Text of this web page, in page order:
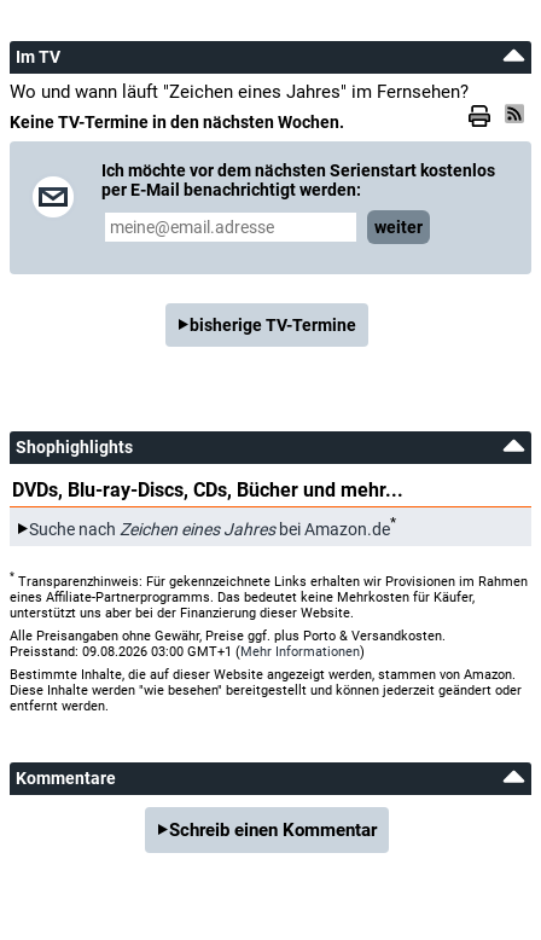
Im TV
Wo und wann läuft "Zeichen eines Jahres" im Fernsehen?
Keine TV-Termine in den nächsten Wochen.
Ich möchte vor dem nächsten Serienstart kostenlos
per E-Mail benachrichtigt werden:
weiter
bisherige TV-Termine
Shophighlights
DVDs, Blu-ray-Discs, CDs, Bücher und mehr...
Suche nach Zeichen eines Jahresbei Amazon.de*
* Transparenzhinweis: Für gekennzeichnete Links erhalten wir Provisionen im Rahmen
eines Affiliate-Partnerprogramms. Das bedeutet keine Mehrkosten für Käufer,
unterstützt uns aber bei der Finanzierung dieser Website.
Alle Preisangaben ohne Gewähr, Preise ggf. plus Porto & Versandkosten.
Preisstand: 09.08.2026 03:00 GMT+1 (Mehr Informationen)
Bestimmte Inhalte, die auf dieser Website angezeigt werden, stammen von Amazon.
Diese Inhalte werden "wie besehen" bereitgestellt und können jederzeit geändert oder
entfernt werden.
Kommentare
Schreib einen Kommentar